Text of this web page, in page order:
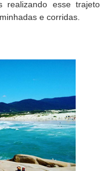
realizando esse trajeto
e corridas.